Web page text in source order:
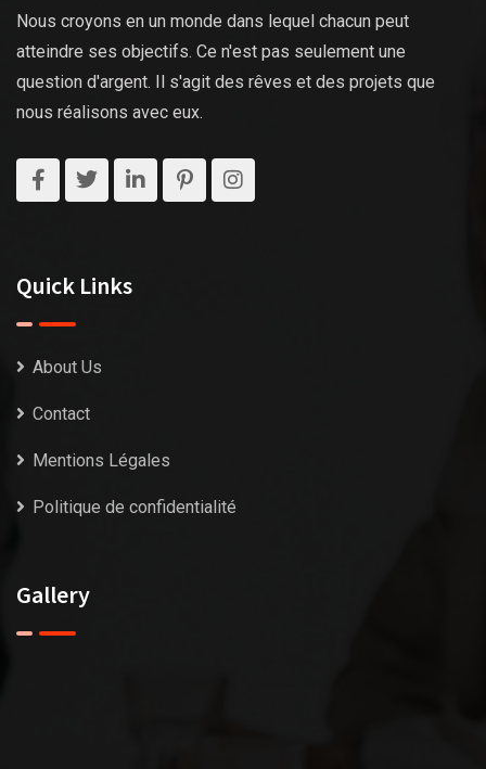
Nous croyons en un monde dans lequel chacun peut
atteindre ses objectifs. Ce n'est pas seulement une
question d'argent. Il s'agit des rêves et des projets que
nous réalisons avec eux.
Quick Links
About Us
Contact
Mentions Légales
Politique de confidentialité
Gallery